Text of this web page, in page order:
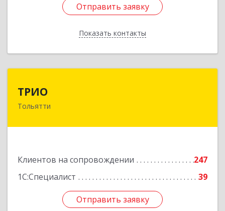
Отправить заявку
Показать контакты
Отправить заявку
Назад
ТРИО
Тольятти
Клиентов на сопровождении
247
1С:Специалист
39
Отправить заявку
Отправить заявку